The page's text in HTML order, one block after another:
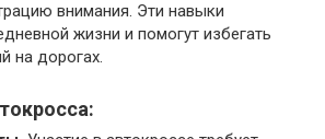
внимания. Эти навыки
жизни и помогут избегать
на дорогах.